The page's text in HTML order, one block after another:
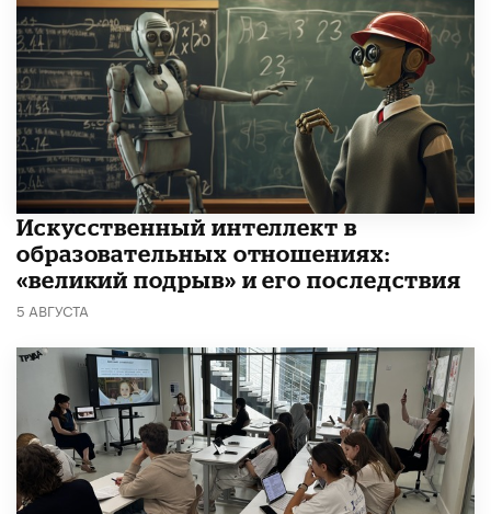
​Искусственный интеллект в
образовательных отношениях:
«великий подрыв» и его последствия
5 АВГУСТА